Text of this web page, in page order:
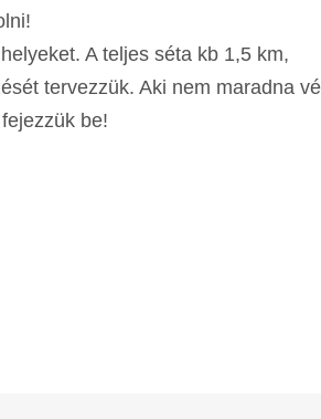
A teljes séta kb 1,5 km,
tervezzük. Aki nem maradna
fejezzük be!